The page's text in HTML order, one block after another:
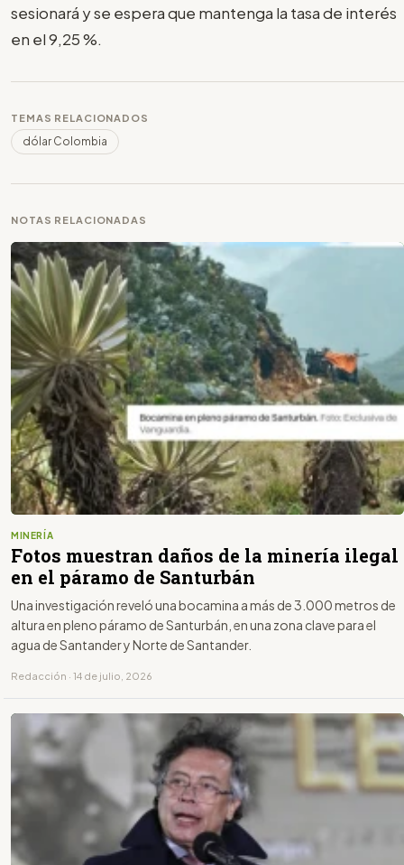
sesionará y se espera que mantenga la tasa de interés
en el 9,25 %.
TEMAS RELACIONADOS
dólar Colombia
NOTAS RELACIONADAS
MINERÍA
Fotos muestran daños de la minería ilegal
en el páramo de Santurbán
Una investigación reveló una bocamina a más de 3.000 metros de
altura en pleno páramo de Santurbán, en una zona clave para el
agua de Santander y Norte de Santander.
Redacción · 14 de julio, 2026